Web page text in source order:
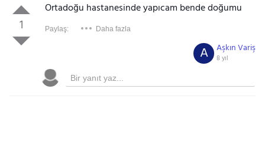
1
Ortadoğu hastanesinde yapıcam bende doğumu
Paylaş: Daha fazla
Aşkın Variş
8 yıl
A